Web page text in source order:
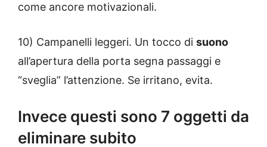
come ancore motivazionali.
10) Campanelli leggeri. Un tocco di suono
all’apertura della porta segna passaggi e
“sveglia” l’attenzione. Se irritano, evita.
Invece questi sono 7 oggetti da
eliminare subito